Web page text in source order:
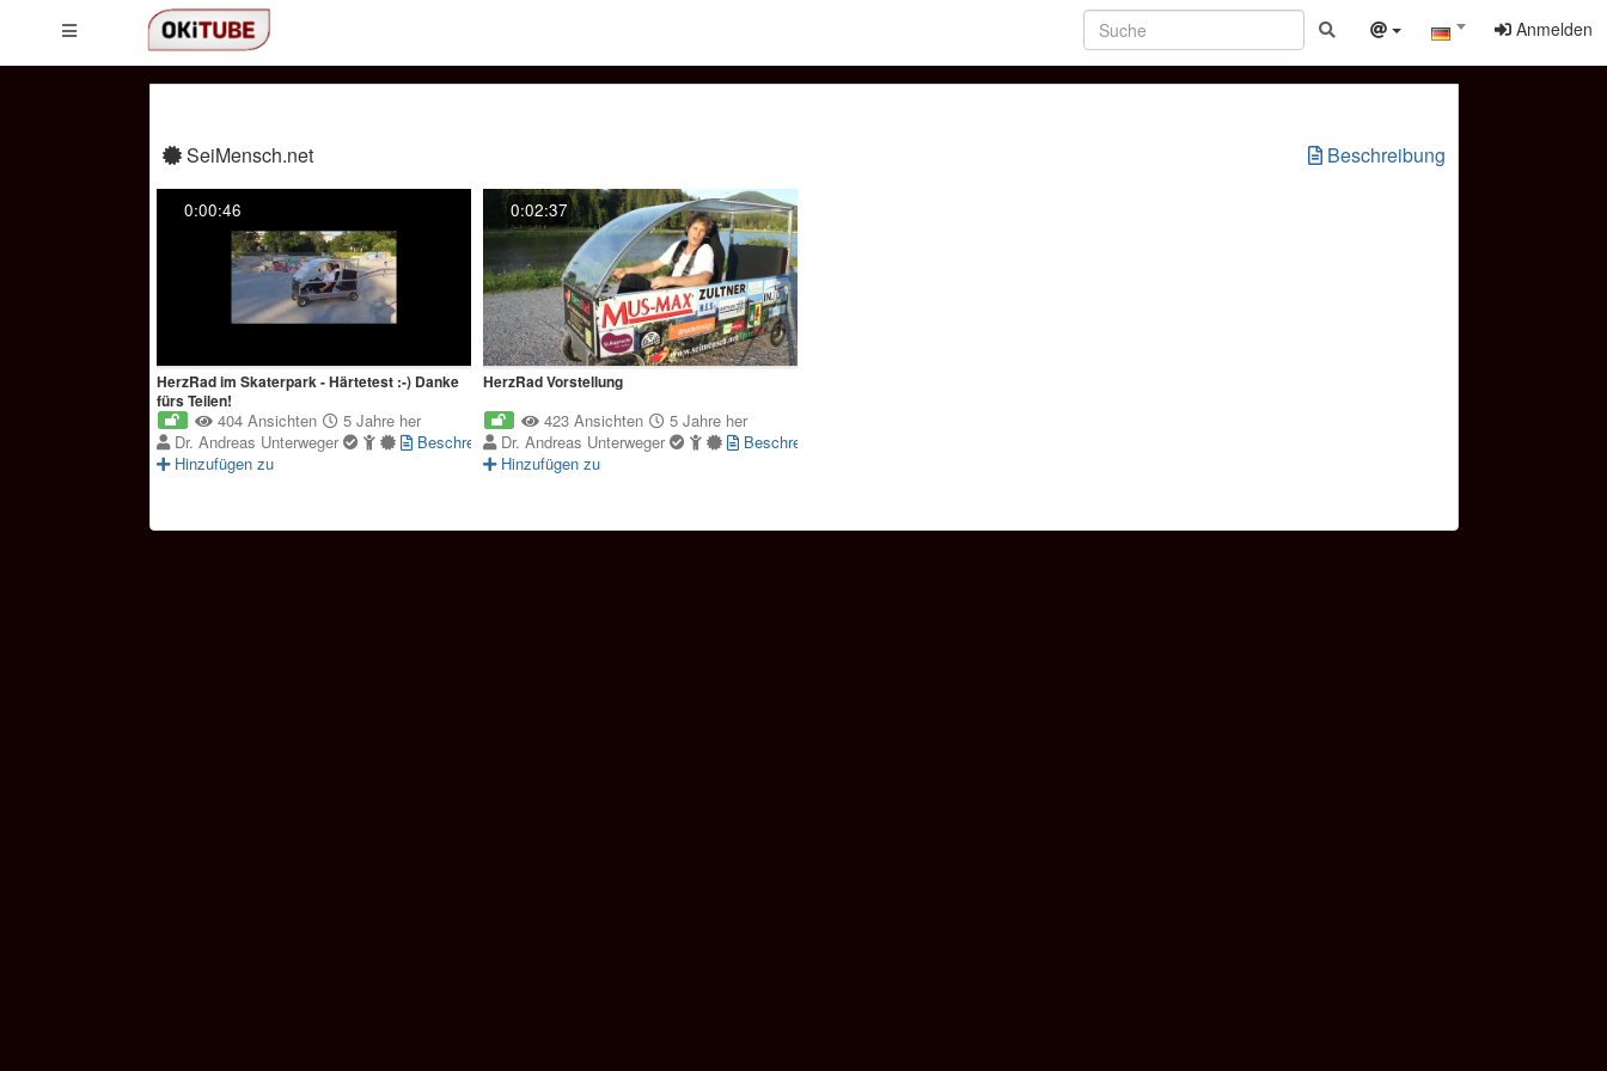
Anmelden
SeiMensch.net Beschreibung
0:00:46
HerzRad im Skaterpark - Härtetest :-) Danke
fürs Teilen!
404 Ansichten
5 Jahre her
Dr. Andreas Unterweger
Beschreibung
Hinzufügen zu
0:02:37
HerzRad Vorstellung
423 Ansichten
5 Jahre her
Dr. Andreas Unterweger
Beschreibung
Hinzufügen zu